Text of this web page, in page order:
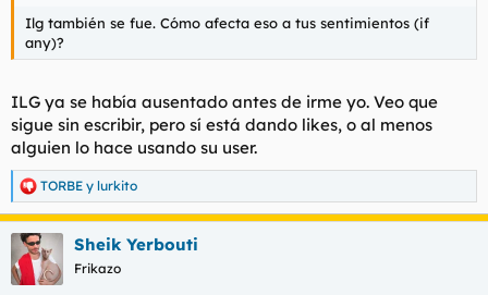
Ilg también se fue. Cómo afecta eso a tus sentimientos (if
any)?
ILG ya se había ausentado antes de irme yo. Veo que
sigue sin escribir, pero sí está dando likes, o al menos
alguien lo hace usando su user.
R
e
a
c
c
i
TORBE y lurkito
Sheik Yerbouti
Frikazo